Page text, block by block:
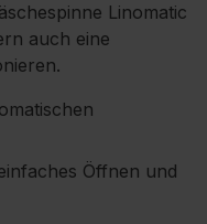
Linomatic
auch eine
Öffnen und